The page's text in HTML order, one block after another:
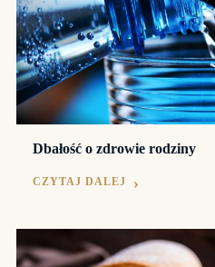
Dbałość o zdrowie rodziny
CZYTAJ DALEJ